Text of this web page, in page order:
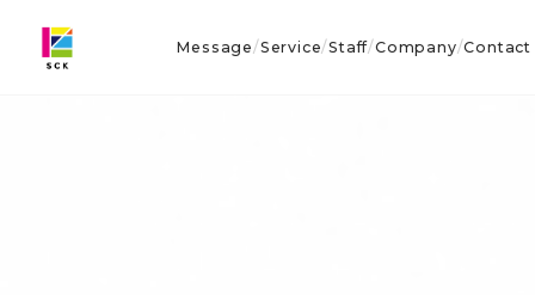
Message/Service/Staff/Company/Contact